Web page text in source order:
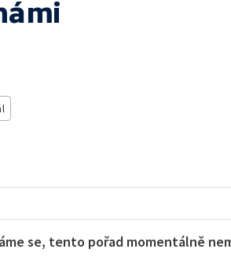
se, tento pořad momentálně